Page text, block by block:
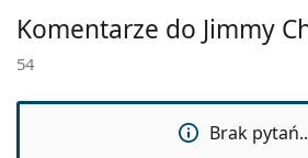
Marka:
Jimmy Choo
Zastosowanie:
Kod:
Andie/S J7A/
Komentarze do Jimmy
54
Brak